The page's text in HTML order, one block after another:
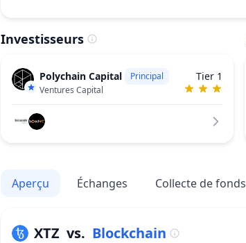
Investisseurs
Polychain Capital
Principal
Ventures Capital
Tier 1
Aperçu Échanges Collecte de fonds
XTZ vs. Blockchain